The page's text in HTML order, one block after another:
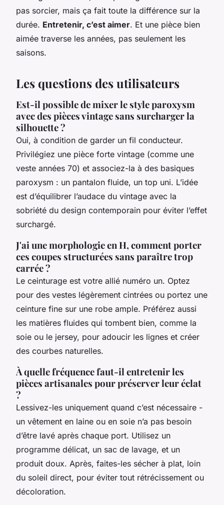
pas sorcier, mais ça fait toute la différence sur la
durée. Entretenir, c’est aimer. Et une pièce bien
aimée traverse les années, pas seulement les
saisons.
Les questions des utilisateurs
Est-il possible de mixer le style paroxysm
avec des pièces vintage sans surcharger la
silhouette ?
Oui, à condition de garder un fil conducteur.
Privilégiez une pièce forte vintage (comme une
veste années 70) et associez-la à des basiques
paroxysm : un pantalon fluide, un top uni. L’idée
est d’équilibrer l’audace du vintage avec la
sobriété du design contemporain pour éviter l’effet
surchargé.
J'ai une morphologie en H, comment porter
ces coupes structurées sans paraître trop
carrée ?
Le ceinturage est votre allié numéro un. Optez
pour des vestes légèrement cintrées ou portez une
ceinture fine sur une robe ample. Préférez aussi
les matières fluides qui tombent bien, comme la
soie ou le jersey, pour adoucir les lignes et créer
des courbes naturelles.
À quelle fréquence faut-il entretenir les
pièces artisanales pour préserver leur éclat
?
Lessivez-les uniquement quand c’est nécessaire -
un vêtement en laine ou en soie n’a pas besoin
d’être lavé après chaque port. Utilisez un
programme délicat, un sac de lavage, et un
produit doux. Après, faites-les sécher à plat, loin
du soleil direct, pour éviter tout rétrécissement ou
décoloration.